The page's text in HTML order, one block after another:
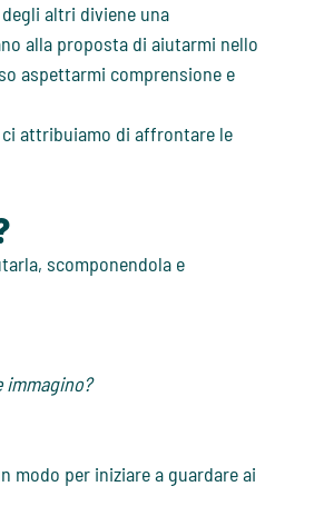
altri diviene una
alla proposta di aiutarmi nello
aspettarmi comprensione e
attribuiamo di affrontare le
scomponendola e
modo per iniziare a guardare ai